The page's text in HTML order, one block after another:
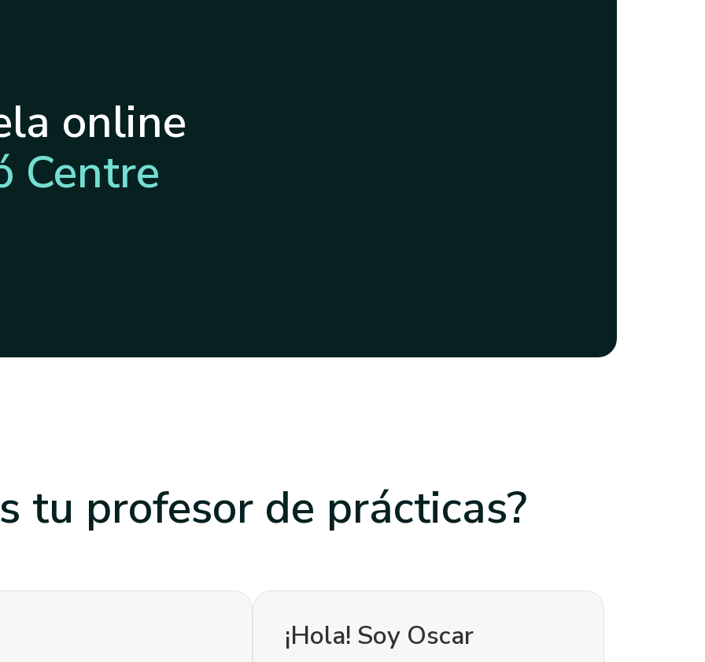
online
Centre
tu profesor de prácticas?
¡Hola! Soy Oscar